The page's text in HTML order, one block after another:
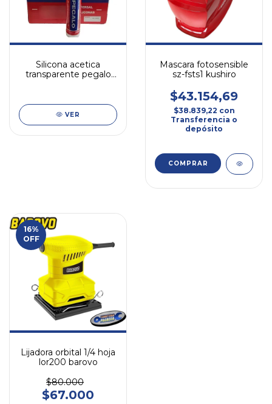
Silicona acetica
transparente pegalo
VER
Mascara fotosensible
sz-fsts1 kushiro
$43.154,69
$38.839,22 con
Transferencia o
depósito
16%
OFF
Lijadora orbital 1/4 hoja
lor200 barovo
$80.000
$67.000